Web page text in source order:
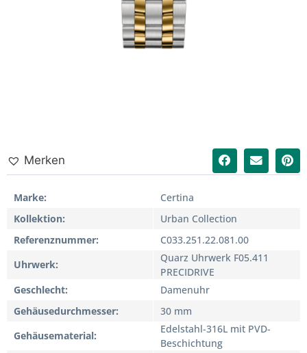
Merken
Marke
Certina
Kollektion
Urban Collection
Referenznummer
C033.251.22.081.00
Uhrwerk
Quarz Uhrwerk F05.411
PRECIDRIVE
Geschlecht
Damenuhr
Gehäusedurchmesser
30 mm
Gehäusematerial
Edelstahl-316L mit PVD-
Beschichtung